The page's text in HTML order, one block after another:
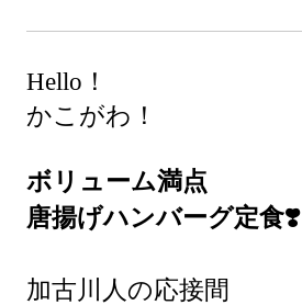
Hello！
かこがわ！
ボリューム満点
唐揚げハンバーグ定食❣️
加古川人の応接間